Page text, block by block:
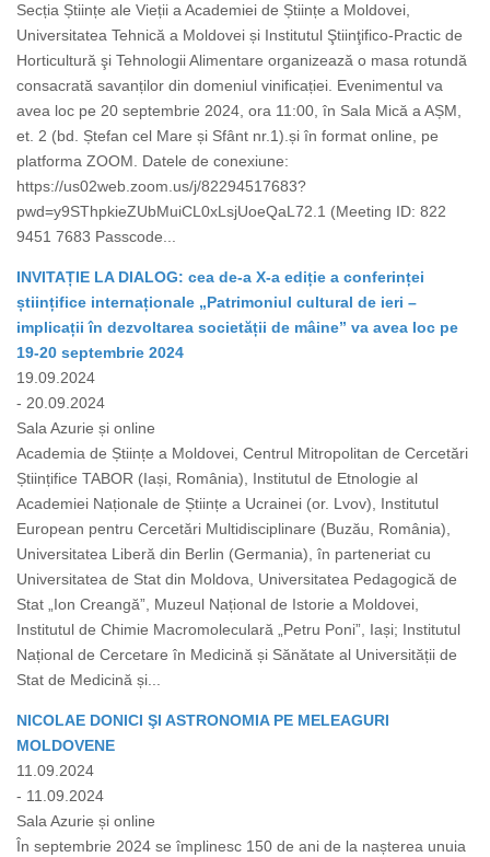
Secția Științe ale Vieții a Academiei de Științe a Moldovei,
Universitatea Tehnică a Moldovei și Institutul Ştiinţifico-Practic de
Horticultură şi Tehnologii Alimentare organizează o masa rotundă
consacrată savanților din domeniul vinificației. Evenimentul va
avea loc pe 20 septembrie 2024, ora 11:00, în Sala Mică a AȘM,
et. 2 (bd. Ștefan cel Mare și Sfânt nr.1).și în format online, pe
platforma ZOOM. Datele de conexiune:
https://us02web.zoom.us/j/82294517683?
pwd=y9SThpkieZUbMuiCL0xLsjUoeQaL72.1 (Meeting ID: 822
9451 7683 Passcode...
INVITAȚIE LA DIALOG: cea de-a X-a ediție a conferinței
științifice internaționale „Patrimoniul cultural de ieri –
implicații în dezvoltarea societății de mâine” va avea loc pe
19-20 septembrie 2024
19.09.2024
- 20.09.2024
Sala Azurie și online
Academia de Științe a Moldovei, Centrul Mitropolitan de Cercetări
Științifice TABOR (Iași, România), Institutul de Etnologie al
Academiei Naționale de Științe a Ucrainei (or. Lvov), Institutul
European pentru Cercetări Multidisciplinare (Buzău, România),
Universitatea Liberă din Berlin (Germania), în parteneriat cu
Universitatea de Stat din Moldova, Universitatea Pedagogică de
Stat „Ion Creangă”, Muzeul Național de Istorie a Moldovei,
Institutul de Chimie Macromoleculară „Petru Poni”, Iași; Institutul
Național de Cercetare în Medicină și Sănătate al Universității de
Stat de Medicină și...
NICOLAE DONICI ŞI ASTRONOMIA PE MELEAGURI
MOLDOVENE
11.09.2024
- 11.09.2024
Sala Azurie și online
În septembrie 2024 se împlinesc 150 de ani de la nașterea unuia